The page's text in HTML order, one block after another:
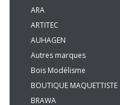
ARA
ARTITEC
AUHAGEN
Autres marques
Bois Modélisme
BOUTIQUE MAQUETTISTE
BRAWA